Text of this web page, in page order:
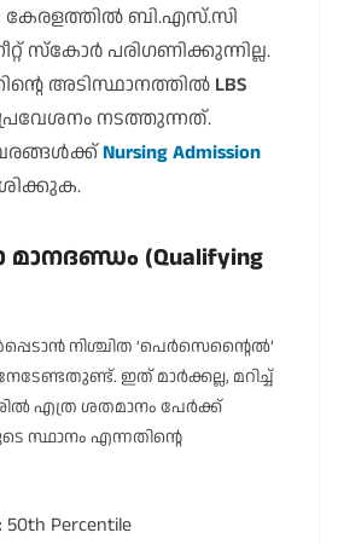
കേരളത്തിൽ ബി.എസ്.സി
സ്കോർ പരിഗണിക്കുന്നില്ല.
അടിസ്ഥാനത്തിൽ LBS
നടത്തുന്നത്.
Nursing Admission
മാനദണ്ഡം (Qualifying
ഉൾപ്പെടാൻ നിശ്ചിത ‘പെർസെന്റൈൽ’
ഇത് മാർക്കല്ല, മറിച്ച്
എത്ര ശതമാനം പേർക്ക്
സ്ഥാനം എന്നതിന്റെ
50th Percentile